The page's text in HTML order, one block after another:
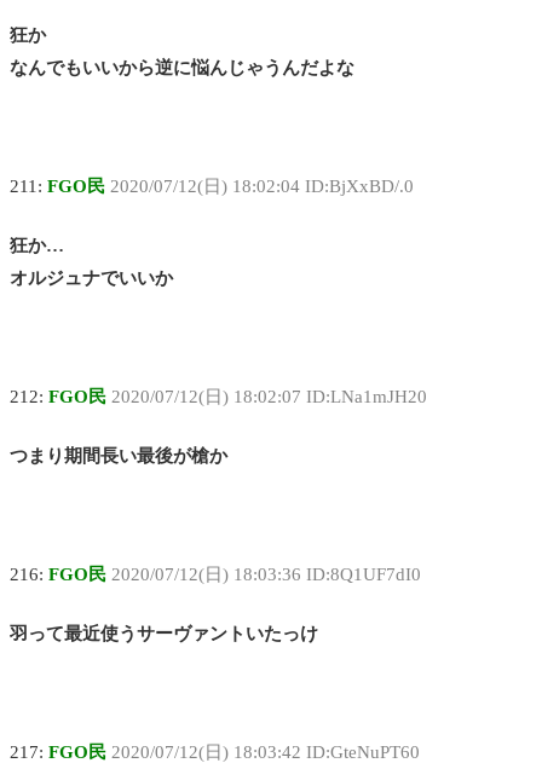
狂か
なんでもいいから逆に悩んじゃうんだよな
211: FGO民 2020/07/12(日) 18:02:04 ID:BjXxBD/.0
狂か…
オルジュナでいいか
212: FGO民 2020/07/12(日) 18:02:07 ID:LNa1mJH20
つまり期間長い最後が槍か
216: FGO民 2020/07/12(日) 18:03:36 ID:8Q1UF7dI0
羽って最近使うサーヴァントいたっけ
217: FGO民 2020/07/12(日) 18:03:42 ID:GteNuPT60